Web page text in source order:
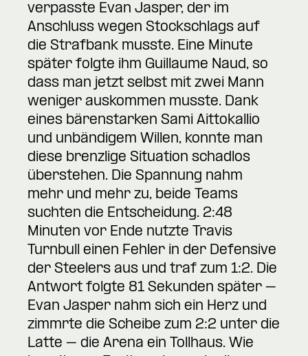
verpasste Evan Jasper, der im
Anschluss wegen Stockschlags auf
die Strafbank musste. Eine Minute
später folgte ihm Guillaume Naud, so
dass man jetzt selbst mit zwei Mann
weniger auskommen musste. Dank
eines bärenstarken Sami Aittokallio
und unbändigem Willen, konnte man
diese brenzlige Situation schadlos
überstehen. Die Spannung nahm
mehr und mehr zu, beide Teams
suchten die Entscheidung. 2:48
Minuten vor Ende nutzte Travis
Turnbull einen Fehler in der Defensive
der Steelers aus und traf zum 1:2. Die
Antwort folgte 81 Sekunden später –
Evan Jasper nahm sich ein Herz und
zimmrte die Scheibe zum 2:2 unter die
Latte – die Arena ein Tollhaus. Wie